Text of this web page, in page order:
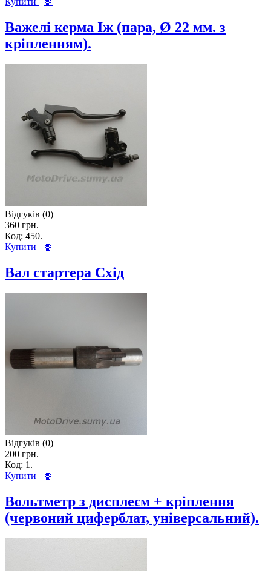
Важелі керма Іж (пара, Ø 22 мм. з
кріпленням).
Відгуків (0)
360 грн.
Код: 450.
Купити
🍿
Вал стартера Схід
Відгуків (0)
200 грн.
Код: 1.
Купити
🍿
Вольтметр з дисплеєм + кріплення
(червоний циферблат, універсальний).